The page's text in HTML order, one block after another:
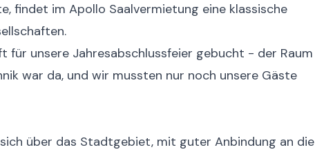
findet im Apollo Saalvermietung eine klassische
für unsere Jahresabschlussfeier gebucht - der Raum
war da, und wir mussten nur noch unsere Gäste
über das Stadtgebiet, mit guter Anbindung an die